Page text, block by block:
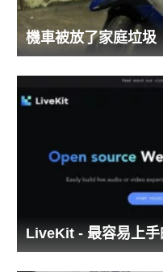
機車被放了家庭垃圾
LiveKit - 最容易上